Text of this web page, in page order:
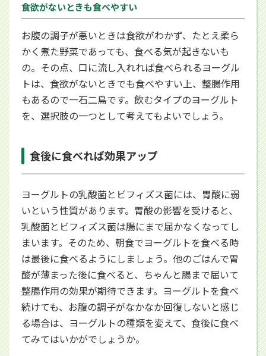
食欲がないときも食べやすい
お腹の調子が悪いときは食欲がわかず、たとえ柔ら
かく煮た野菜であっても、食べる気が起きないも
の。その点、口に流し入れれば食べられるヨーグル
トは、食欲がないときでも食べやすい上、整腸作用
もあるので一石二鳥です。飲むタイプのヨーグルト
を、選択肢の一つとして考えてもよいでしょう。
食後に食べれば効果アップ
ヨーグルトの乳酸菌とビフィズス菌には、胃酸に弱
いという性質があります。胃酸の影響を受けると、
乳酸菌とビフィズス菌は腸にまで届かなくなってし
まいます。そのため、朝食でヨーグルトを食べる時
は最後に食べるようにしましょう。他のごはんで胃
酸が薄まった後に食べると、ちゃんと腸まで届いて
整腸作用の効果が期待できます。ヨーグルトを食べ
続けても、お腹の調子がなかなか回復しないと感じ
る場合は、ヨーグルトの種類を変えて、食後に食べ
てみてはいかがでしょうか。